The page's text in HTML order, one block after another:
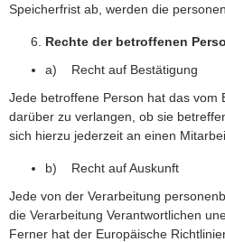
Speicherfrist ab, werden die
Rechte der betroffenen
a) Recht auf Bestätigung
Jede betroffene Person hat das vom
darüber zu verlangen, ob sie
sich hierzu jederzeit an einen
b) Recht auf Auskunft
Jede von der Verarbeitung
die Verarbeitung Verantwortlichen
Ferner hat der Europäische